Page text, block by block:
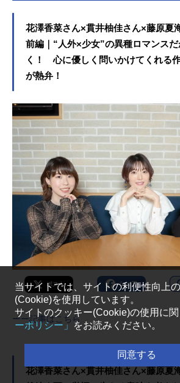
花澤香菜さん×貫井柚佳さん×藤原夏
前編｜“人外×少女”の異種ロマンス
く！ 心に優しく問いかけてくれる
が熱弁！
ポスト シェア
ーー記事はこちら
花澤香菜さん×貫井柚佳さん×藤原夏
当サイトでは、サイトの利便性向上
(Cookie)を使用しています。
サイトのクッキー(Cookie)の使用に関
ーポリシー」 をお読みください。
同意する